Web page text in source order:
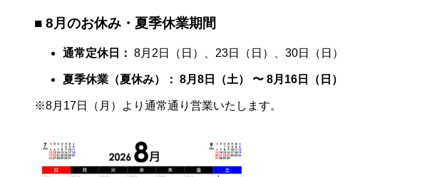
■ 8月のお休み・夏季休業期間
通常定休日： 8月2日（日）、23日（日）、30日（日）
夏季休業（夏休み）： 8月8日（土） 〜 8月16日（日）
※8月17日（月）より通常通り営業いたします。